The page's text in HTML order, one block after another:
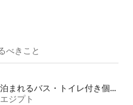
べきこと
泊まれるバス・トイレ付き個室
エジプト